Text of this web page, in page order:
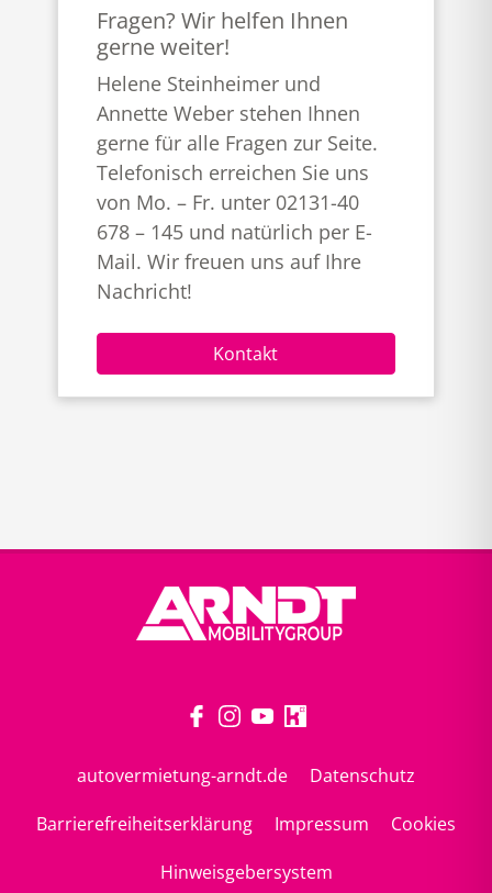
Fragen? Wir helfen Ihnen
gerne weiter!
Helene Steinheimer und
Annette Weber stehen Ihnen
gerne für alle Fragen zur Seite.
Telefonisch erreichen Sie uns
von Mo. – Fr. unter 02131-40
678 – 145 und natürlich per E-
Mail. Wir freuen uns auf Ihre
Nachricht!
Kontakt
autovermietung-arndt.de
Datenschutz
Barrierefreiheitserklärung
Impressum
Cookies
Hinweisgebersystem